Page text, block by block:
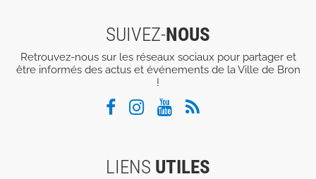
SUIVEZ-NOUS
Retrouvez-nous sur les réseaux sociaux pour partager et
être informés des actus et événements de la Ville de Bron
!
LIENS UTILES